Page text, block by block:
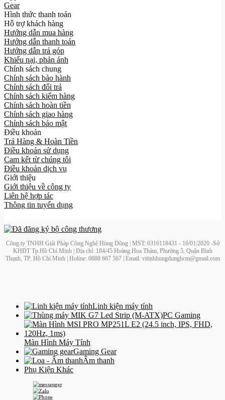
Gear
Hình thức thanh toán
Hỗ trợ khách hàng
Hướng dẫn mua hàng
Hướng dẫn thanh toán
Hướng dẫn trả góp
Khiếu nại, phản ánh
Chính sách chung
Chính sách bảo hành
Chính sách đổi trả
Chính sách kiểm hàng
Chính sách hoàn tiền
Chính sách giao hàng
Chính sách bảo mật
Điều khoản
Trả Hàng & Hoàn Tiền
Điều khoản sử dụng
Cam kết từ chúng tôi
Điều khoản dịch vụ
Giới thiệu
Giới thiệu về công ty
Liên hệ hợp tác
Thông tin tuyển dụng
Công ty TNHH Giải Pháp Công Nghệ Hùng Dũng | MST: 0316118431 - 16/01/2020 -Sở
KHĐT Tp.Hồ Chí Minh | Địa chỉ: 184/45 Hoàng Hoa Thám, Phường 5, Quận Bình
Thạnh, TP. Hồ Chí Minh | Holine: 0888 667 567 | Email: vitinhhungdunghcm@gmail.com
Linh kiện máy tính
PC Gaming
Màn Hình Máy Tính
Gaming Gear
Âm thanh
Phụ Kiện Khác